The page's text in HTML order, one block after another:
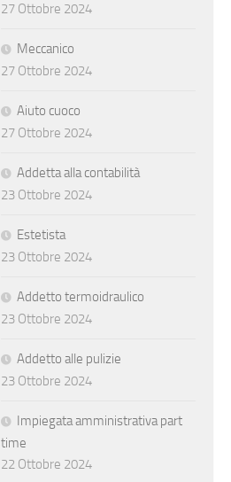
27 Ottobre 2024
Meccanico
27 Ottobre 2024
Aiuto cuoco
27 Ottobre 2024
Addetta alla contabilità
23 Ottobre 2024
Estetista
23 Ottobre 2024
Addetto termoidraulico
23 Ottobre 2024
Addetto alle pulizie
23 Ottobre 2024
Impiegata amministrativa part
time
22 Ottobre 2024